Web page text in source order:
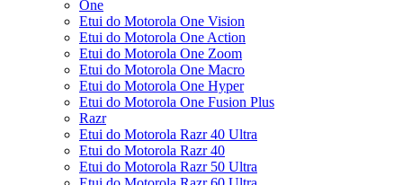
One
Etui do Motorola One Vision
Etui do Motorola One Action
Etui do Motorola One Zoom
Etui do Motorola One Macro
Etui do Motorola One Hyper
Etui do Motorola One Fusion Plus
Razr
Etui do Motorola Razr 40 Ultra
Etui do Motorola Razr 40
Etui do Motorola Razr 50 Ultra